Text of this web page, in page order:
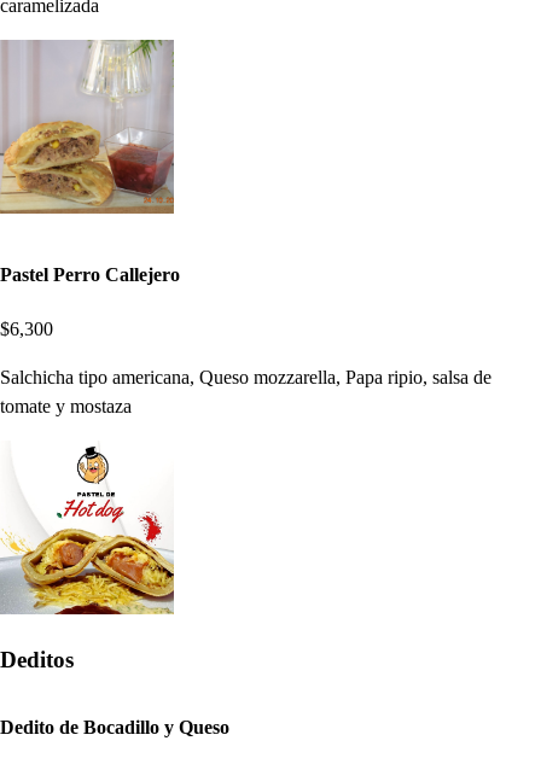
caramelizada
Pastel Perro Callejero
$6,300
Salchicha tipo americana, Queso mozzarella, Papa ripio, salsa de
tomate y mostaza
Deditos
Dedito de Bocadillo y Queso